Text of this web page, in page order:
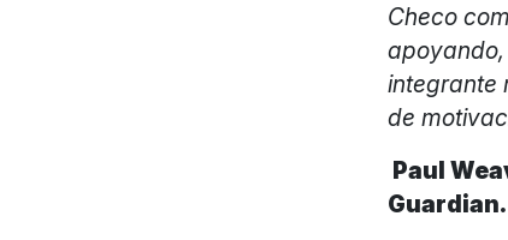
Checo
integrante
de
Paul
Guardian.